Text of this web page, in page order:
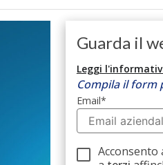
Guarda il
Leggi
Compila il form
Email*
Acconsento